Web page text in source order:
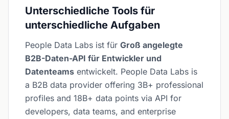
Unterschiedliche Tools für
unterschiedliche Aufgaben
People Data Labs ist für Groß angelegte
B2B-Daten-API für Entwickler und
Datenteams entwickelt. People Data Labs is
a B2B data provider offering 3B+ professional
profiles and 18B+ data points via API for
developers, data teams, and enterprise